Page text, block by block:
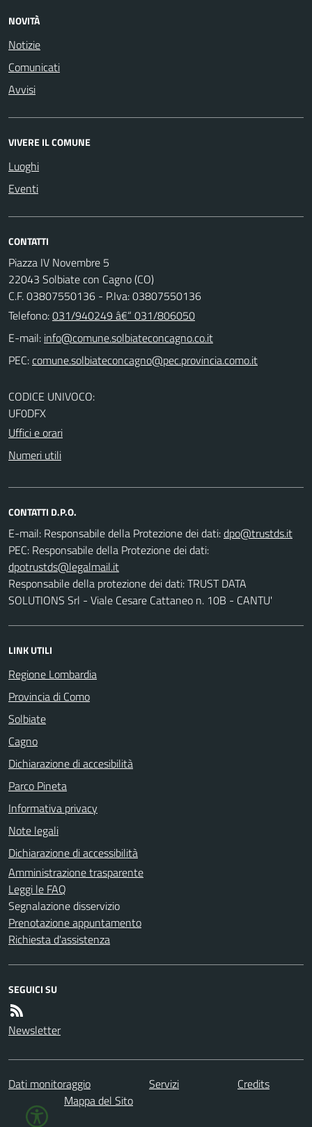
NOVITÀ
Notizie
Comunicati
Avvisi
VIVERE IL COMUNE
Luoghi
Eventi
CONTATTI
Piazza IV Novembre 5
22043 Solbiate con Cagno (CO)
C.F. 03807550136 - P.Iva: 03807550136
Telefono:031/940249 â€“ 031/806050
E-mail:
PEC:
CODICE UNIVOCO:
UF0DFX
Uffici e orari
Numeri utili
CONTATTI D.P.O.
E-mail: Responsabile della Protezione dei dati:
PEC: Responsabile della Protezione dei dati:
Responsabile della protezione dei dati: TRUST DATA
SOLUTIONS Srl - Viale Cesare Cattaneo n. 10B - CANTU'
LINK UTILI
Regione Lombardia
Provincia di Como
Solbiate
Cagno
Dichiarazione di accesibilità
Parco Pineta
Informativa privacy
Note legali
Dichiarazione di accessibilità
Amministrazione trasparente
Leggi le FAQ
Segnalazione disservizio
Prenotazione appuntamento
Richiesta d'assistenza
SEGUICI SU
Newsletter
Dati monitoraggio Servizi
Credits
Mappa del Sito